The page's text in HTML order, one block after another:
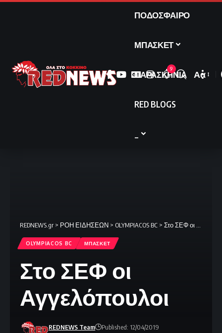
ΠΟΔΟΣΦΑΙΡΟ
ΜΠΑΣΚΕΤ
ΠΑΡΑΣΚΗΝΙΑ
RED BLOGS
9
Font
Αα
REDNEWS.gr > ΡΟΗ ΕΙΔΗΣΕΩΝ > OLYMPIACOS BC > Στο ΣΕΦ οι Αγγελόπουλοι
OLYMPIACOS BC ΜΠΑΣΚΕΤ
Στο ΣΕΦ οι
Αγγελόπουλοι
REDNEWS Team Published: 12/04/2019